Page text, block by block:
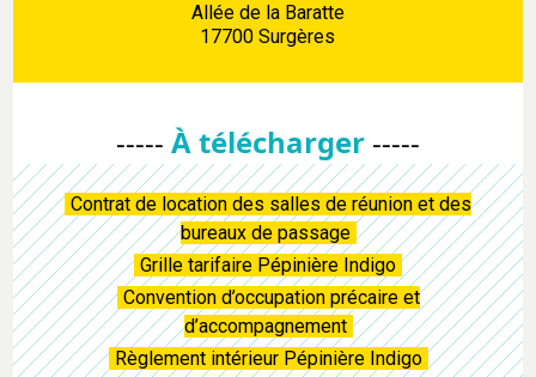
Allée de la Baratte
17700 Surgères
----- À télécharger -----
Contrat de location des salles de réunion et des
bureaux de passage
Grille tarifaire Pépinière Indigo
Convention d’occupation précaire et
d’accompagnement
Règlement intérieur Pépinière Indigo